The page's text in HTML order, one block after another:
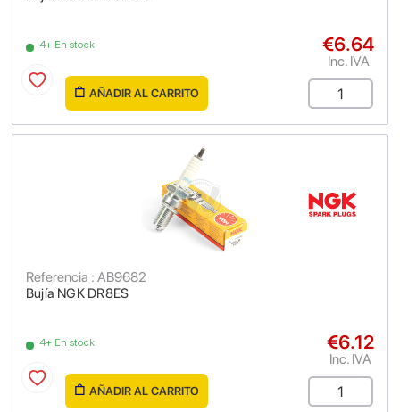
4+ En stock €6.64
Inc. IVA
AÑADIR AL CARRITO
Bujía NGK DR8ES
Referencia : AB9682
4+ En stock €6.12
Inc. IVA
AÑADIR AL CARRITO